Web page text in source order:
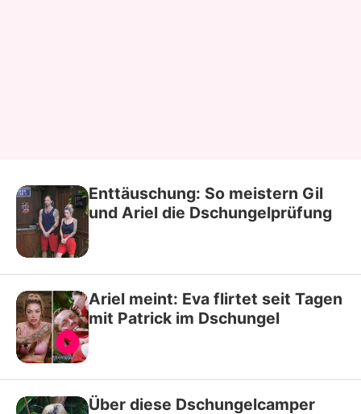
Enttäuschung: So meistern Gil
und Ariel die Dschungelprüfung
Ariel meint: Eva flirtet seit Tagen
mit Patrick im Dschungel
Über diese Dschungelcamper